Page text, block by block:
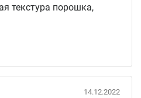
текстура порошка,
14.12.2022